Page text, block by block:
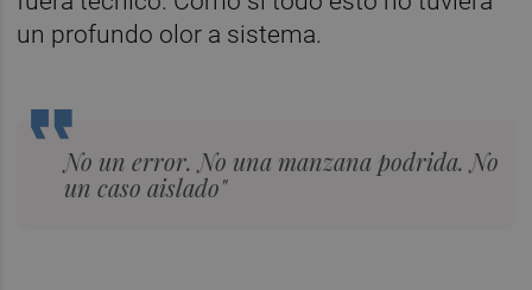
un profundo olor a sistema.
No un error. No una manzana podrida. No
un caso aislado"